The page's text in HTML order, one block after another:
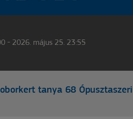
- 2026. május 25. 23:55
tanya 68 Ópusztaszeri